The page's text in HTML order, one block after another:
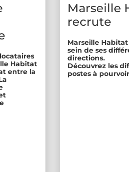
Habitat
entre la
Marseille
recrute
Marseille
sein de ses
directions.
Découvrez les
postes à